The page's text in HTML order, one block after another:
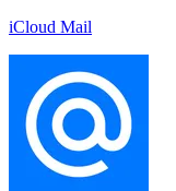
iCloud Mail